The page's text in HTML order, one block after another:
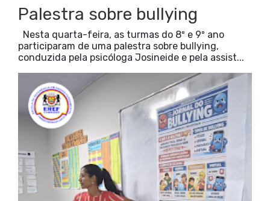
Palestra sobre bullying
Nesta quarta-feira, as turmas do 8º e 9º ano
participaram de uma palestra sobre bullying,
conduzida pela psicóloga Josineide e pela assist...